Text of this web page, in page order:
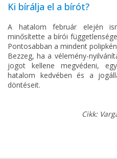
Ki bírálja el a bírót?
A hatalom február elején
minősítette a bírói
Pontosabban a mindent
Bezzeg, ha a vélemény-
jogot kellene megvédeni,
hatalom kedvében és a
döntéseit.
Cikk: